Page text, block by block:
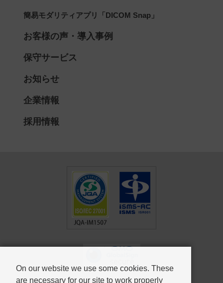
簡易モダリティアプリ「DICOM Snap」
お客様の声・導入事例
保守サービス
お知らせ
企業情報
採用情報
On our website we use some cookies. These
are necessary for our site to work properly